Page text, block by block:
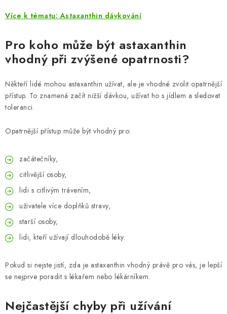
Více k tématu: Astaxanthin dávkování
Pro koho může být astaxanthin
vhodný při zvýšené opatrnosti?
Někteří lidé mohou astaxanthin užívat, ale je vhodné zvolit opatrnější
přístup. To znamená začít nižší dávkou, užívat ho s jídlem a sledovat
toleranci.
Opatrnější přístup může být vhodný pro:
začátečníky,
citlivější osoby,
lidi s citlivým trávením,
uživatele více doplňků stravy,
starší osoby,
lidi, kteří užívají dlouhodobě léky.
Pokud si nejste jistí, zda je astaxanthin vhodný právě pro vás, je lepší
se nejprve poradit s lékařem nebo lékárníkem.
Nejčastější chyby při užívání